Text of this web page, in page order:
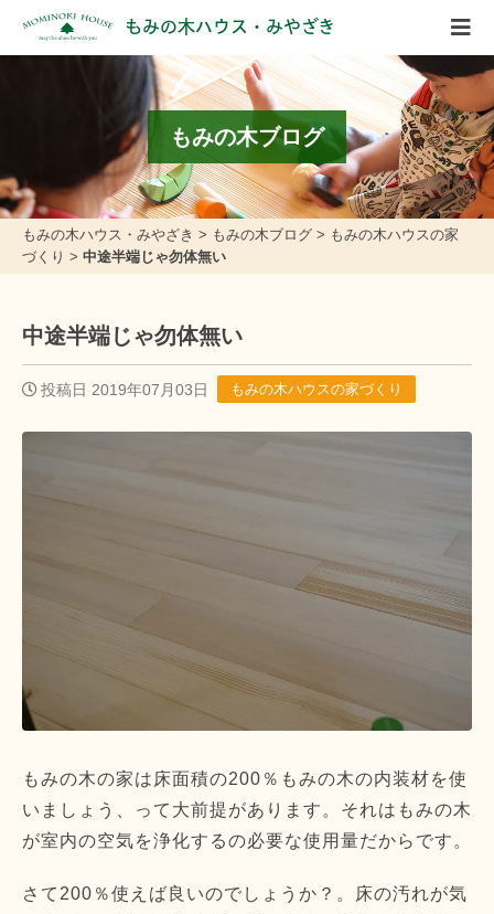
もみの木ハウス・みやざき
もみの木ブログ
もみの木ハウス・みやざき > もみの木ブログ > もみの木ハウスの家
づくり > 中途半端じゃ勿体無い
中途半端じゃ勿体無い
投稿日 2019年07月03日 もみの木ハウスの家づくり
もみの木の家は床面積の200％もみの木の内装材を使
いましょう、って大前提があります。それはもみの木
が室内の空気を浄化するの必要な使用量だからです。
さて200％使えば良いのでしょうか？。床の汚れが気